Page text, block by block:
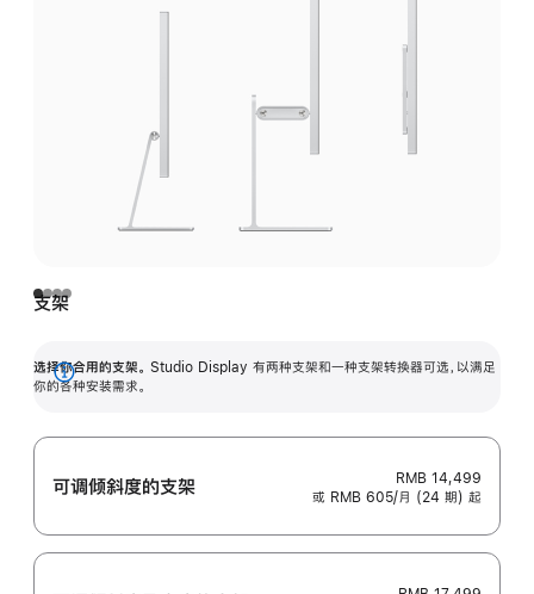
支架
选择你合用的支架。 Studio Display 有两种支架和一种支架转换器可选，以满足
你的各种安装需求。
展
可调倾斜度的支架
RMB 14,499
或 RMB 605/月 (24 期) 起